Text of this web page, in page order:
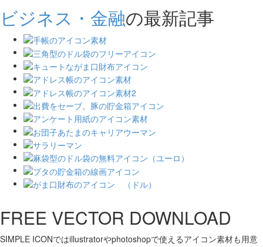
ビジネス・金融の最新記事
FREE VECTOR DOWNLOAD
SIMPLE ICONではillustratorやphotoshopで使えるアイコン素材も用意